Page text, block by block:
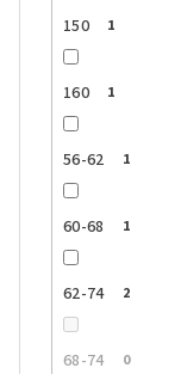
150 1
160 1
56-62 1
60-68 1
62-74 2
68-74 0